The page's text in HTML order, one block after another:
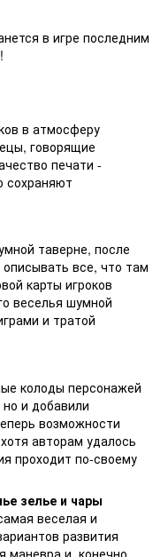
в игре последним
в атмосферу
говорящие
печати -
сохраняют
таверне, после
все, что там
карты игроков
веселья шумной
и тратой
колоды персонажей
и добавили
возможности
авторам удалось
проходит по-своему
зелье и чары
веселая и
развития
маневра и, конечно,